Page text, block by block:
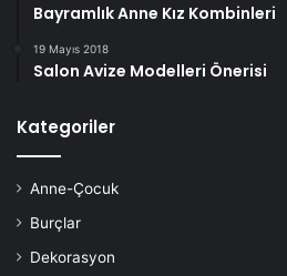
Bayramlık Anne Kız Kombinleri
19 Mayıs 2018
Salon Avize Modelleri Önerisi
Kategoriler
Anne-Çocuk
Burçlar
Dekorasyon